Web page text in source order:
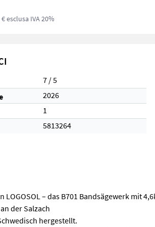
esclusa IVA 20%
7 / 5
2026
1
5813264
LOGOSOL – das B701 Bandsägewerk mit
der Salzach
hergestellt.